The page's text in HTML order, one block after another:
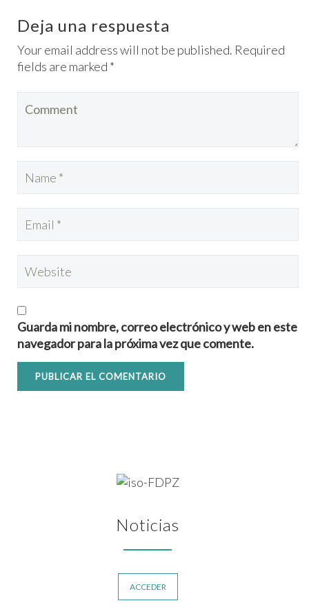
Deja una respuesta
Your email address will not be published. Required
fields are marked *
Guarda mi nombre, correo electrónico y web en este
navegador para la próxima vez que comente.
Noticias
ACCEDER